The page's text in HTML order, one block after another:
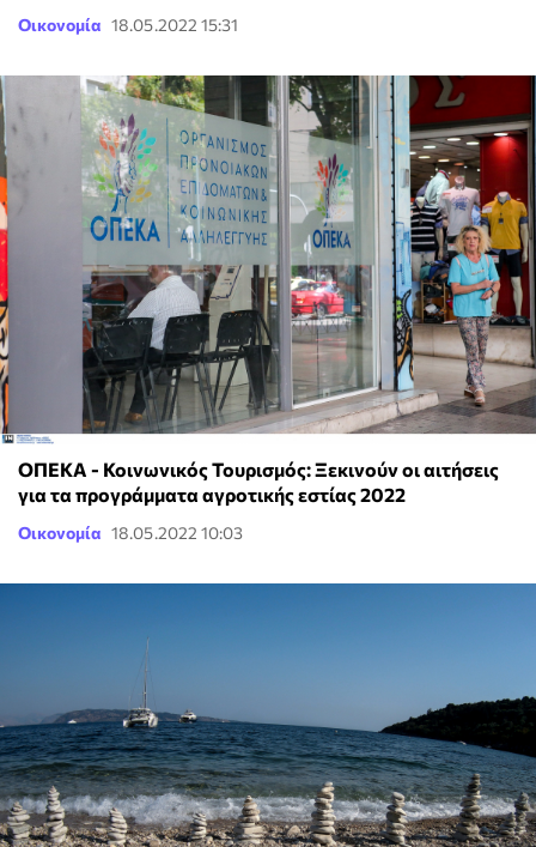
Οικονομία 18.05.2022 15:31
ΟΠΕΚΑ - Κοινωνικός Τουρισμός: Ξεκινούν οι αιτήσεις
για τα προγράμματα αγροτικής εστίας 2022
Οικονομία 18.05.2022 10:03